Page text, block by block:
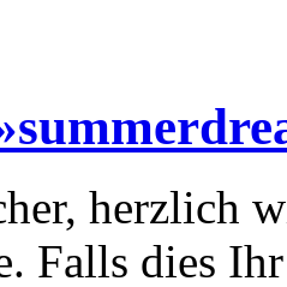
herzlich
Falls dies